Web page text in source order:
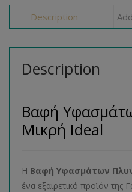
Description
Description
Βαφή
Μικρή Ideal
Η Βαφή Υφασμάτων
ένα εξαιρετικό προϊόν της